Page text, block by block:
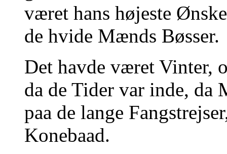
været hans højeste
de hvide Mænds Bøsser.
Det havde været Vinter,
da de Tider var inde, da
paa de lange
Konebaad.